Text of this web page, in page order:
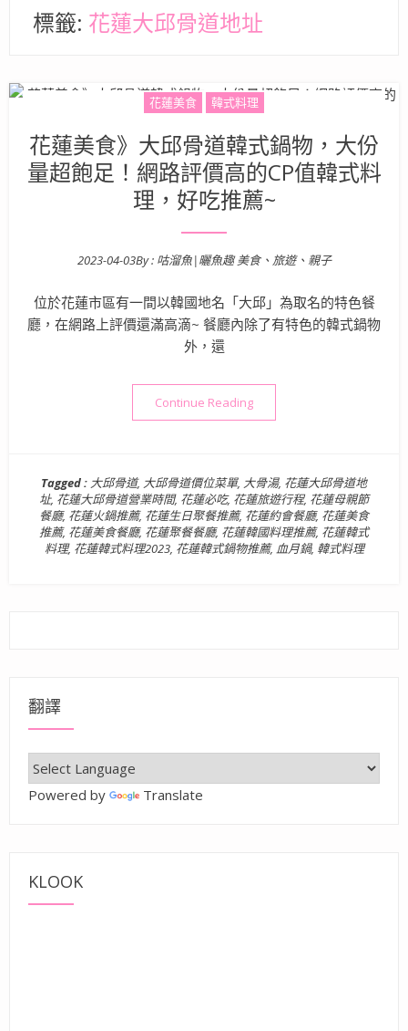
標籤: 花蓮大邱骨道地址
花蓮美食 韓式料理
花蓮美食》大邱骨道韓式鍋物，大份
量超飽足！網路評價高的CP值韓式料
理，好吃推薦~
Posted on
2023-04-03By : 咕溜魚|曬魚趣 美食、旅遊、親子
位於花蓮市區有一間以韓國地名「大邱」為取名的特色餐
廳，在網路上評價還滿高滴~ 餐廳內除了有特色的韓式鍋物
外，還
Continue Reading“花蓮美食》大邱骨道韓式鍋
Tagged : 大邱骨道, 大邱骨道價位菜單, 大骨湯, 花蓮大邱骨道地
址, 花蓮大邱骨道營業時間, 花蓮必吃, 花蓮旅遊行程, 花蓮母親節
餐廳, 花蓮火鍋推薦, 花蓮生日聚餐推薦, 花蓮約會餐廳, 花蓮美食
推薦, 花蓮美食餐廳, 花蓮聚餐餐廳, 花蓮韓國料理推薦, 花蓮韓式
料理, 花蓮韓式料理2023, 花蓮韓式鍋物推薦, 血月鍋, 韓式料理
翻譯
Powered by Translate
KLOOK